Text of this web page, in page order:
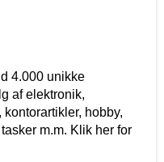
4.000 unikke
af elektronik,
hobby,
m.m. Klik her for